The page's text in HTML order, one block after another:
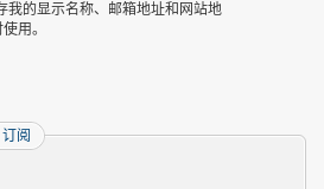
我的显示名称、邮箱地址和网站地
用。
阅